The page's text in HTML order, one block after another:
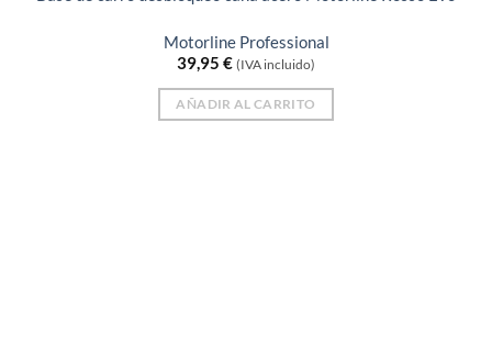
Motorline Professional
39,95 € (IVA incluido)
AÑADIR AL CARRITO